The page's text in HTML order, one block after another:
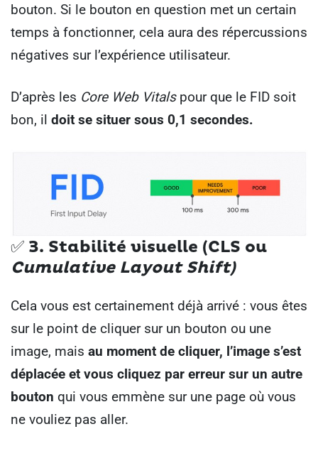
bouton. Si le bouton en question met un certain
temps à fonctionner, cela aura des répercussions
négatives sur l’expérience utilisateur.
D’après les Core Web Vitalspour que le FID soit
bon, il doit se situer sous 0,1 secondes.
✅ 3. Stabilité visuelle (CLS ou
Cumulative Layout Shift)
Cela vous est certainement déjà arrivé : vous êtes
sur le point de cliquer sur un bouton ou une
image, mais au moment de cliquer, l’image s’est
déplacée et vous cliquez par erreur sur un autre
bouton qui vous emmène sur une page où vous
ne vouliez pas aller.